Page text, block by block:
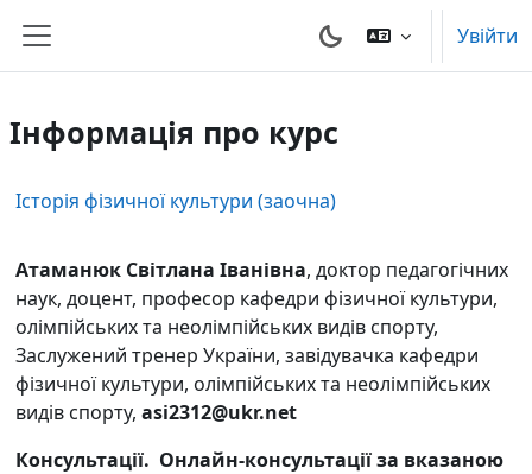
Бокова панель
Увійти
Інформація про курс
Історія фізичної культури (заочна)
Атаманюк Світлана Іванівна, доктор педагогічних
наук, доцент, професор кафедри фізичної культури,
олімпійських та неолімпійських видів спорту,
Заслужений тренер України, завідувачка кафедри
фізичної культури, олімпійських та неолімпійських
видів спорту, asi2312@ukr.net
Консультації. Онлайн-консультації за вказаною